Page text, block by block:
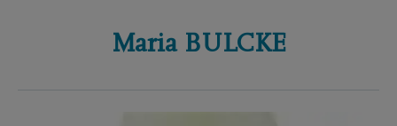
Maria BULCKE